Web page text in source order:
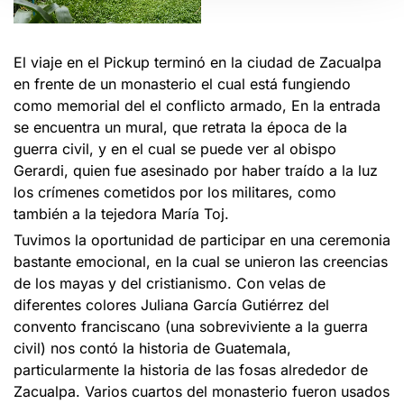
El viaje en el Pickup terminó en la ciudad de Zacualpa
en frente de un monasterio el cual está fungiendo
como memorial del el conflicto armado, En la entrada
se encuentra un mural, que retrata la época de la
guerra civil, y en el cual se puede ver al obispo
Gerardi, quien fue asesinado por haber traído a la luz
los crímenes cometidos por los militares, como
también a la tejedora María Toj.
Tuvimos la oportunidad de participar en una ceremonia
bastante emocional, en la cual se unieron las creencias
de los mayas y del cristianismo. Con velas de
diferentes colores Juliana García Gutiérrez del
convento franciscano (una sobreviviente a la guerra
civil) nos contó la historia de Guatemala,
particularmente la historia de las fosas alrededor de
Zacualpa. Varios cuartos del monasterio fueron usados